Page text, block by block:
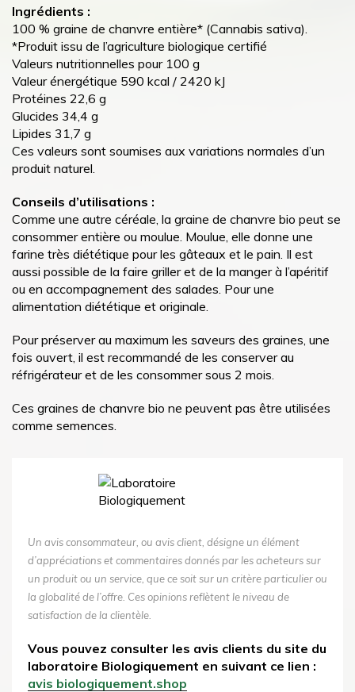
Ingrédients :
100 % graine de chanvre entière* (Cannabis sativa).
*Produit issu de l’agriculture biologique certifié
Valeurs nutritionnelles pour 100 g
Valeur énergétique 590 kcal / 2420 kJ
Protéines 22,6 g
Glucides 34,4 g
Lipides 31,7 g
Ces valeurs sont soumises aux variations normales d’un
produit naturel.
Conseils d’utilisations :
Comme une autre céréale, la graine de chanvre bio peut se
consommer entière ou moulue. Moulue, elle donne une
farine très diététique pour les gâteaux et le pain. Il est
aussi possible de la faire griller et de la manger à l’apéritif
ou en accompagnement des salades. Pour une
alimentation diététique et originale.
Pour préserver au maximum les saveurs des graines, une
fois ouvert, il est recommandé de les conserver au
réfrigérateur et de les consommer sous 2 mois.
Ces graines de chanvre bio ne peuvent pas être utilisées
comme semences.
Un avis consommateur, ou avis client, désigne un élément
d’appréciations et commentaires donnés par les acheteurs sur
un produit ou un service, que ce soit sur un critère particulier ou
la globalité de l’offre. Ces opinions reflètent le niveau de
satisfaction de la clientèle.
Vous pouvez consulter les avis clients du site du
laboratoire Biologiquement en suivant ce lien :
avis biologiquement.shop